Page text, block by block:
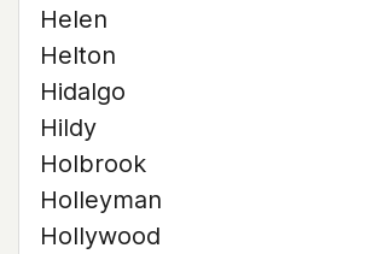
Helen
Helton
Hidalgo
Hildy
Holbrook
Holleyman
Hollywood